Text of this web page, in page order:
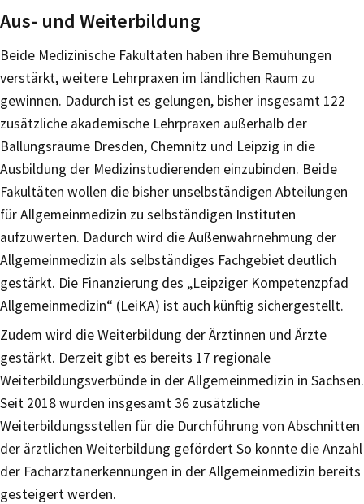
Aus- und Weiterbildung
Beide Medizinische Fakultäten haben ihre Bemühungen
verstärkt, weitere Lehrpraxen im ländlichen Raum zu
gewinnen. Dadurch ist es gelungen, bisher insgesamt 122
zusätzliche akademische Lehrpraxen außerhalb der
Ballungsräume Dresden, Chemnitz und Leipzig in die
Ausbildung der Medizinstudierenden einzubinden. Beide
Fakultäten wollen die bisher unselbständigen Abteilungen
für Allgemeinmedizin zu selbständigen Instituten
aufzuwerten. Dadurch wird die Außenwahrnehmung der
Allgemeinmedizin als selbständiges Fachgebiet deutlich
gestärkt. Die Finanzierung des „Leipziger Kompetenzpfad
Allgemeinmedizin“ (LeiKA) ist auch künftig sichergestellt.
Zudem wird die Weiterbildung der Ärztinnen und Ärzte
gestärkt. Derzeit gibt es bereits 17 regionale
Weiterbildungsverbünde in der Allgemeinmedizin in Sachsen.
Seit 2018 wurden insgesamt 36 zusätzliche
Weiterbildungsstellen für die Durchführung von Abschnitten
der ärztlichen Weiterbildung gefördert So konnte die Anzahl
der Facharztanerkennungen in der Allgemeinmedizin bereits
gesteigert werden.